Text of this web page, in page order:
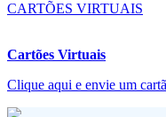
CARTÕES VIRTUAIS
Cartões Virtuais
Clique aqui e envie um